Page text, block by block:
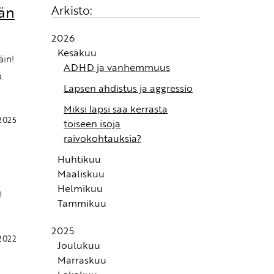
Arkisto:
2026
Kesäkuu
ADHD ja vanhemmuus
Lapsen ahdistus ja aggressio
Miksi lapsi saa kerrasta
toiseen isoja
raivokohtauksia?
Huhtikuu
Turvan kokemus syntyy
autonomisessa
hermostossamme
Maaliskuu
Alle 3-vuotiaan
tunnekasvatus: Tunteiden
nimeäminen ovat
tunnetaitojen kivijalka
Jos olet koko ikäsi tottunut
Helmikuu
Fanni-tunnetaitowebinaari:
tunnekasvatus
Lapsen tunteiden huomioon
ottaminen ei tarkoita, että
Tammikuu
rauhoittumaan?
2025
Joulukuu
Kärsimys ei tee ihmisestä
Marraskuu